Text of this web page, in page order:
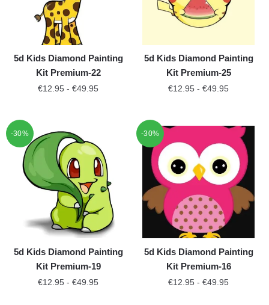
5d Kids Diamond Painting
Kit Premium-22
€12.95 - €49.95
5d Kids Diamond Painting
Kit Premium-25
€12.95 - €49.95
-30%
5d Kids Diamond Painting
Kit Premium-19
€12.95 - €49.95
-30%
5d Kids Diamond Painting
Kit Premium-16
€12.95 - €49.95